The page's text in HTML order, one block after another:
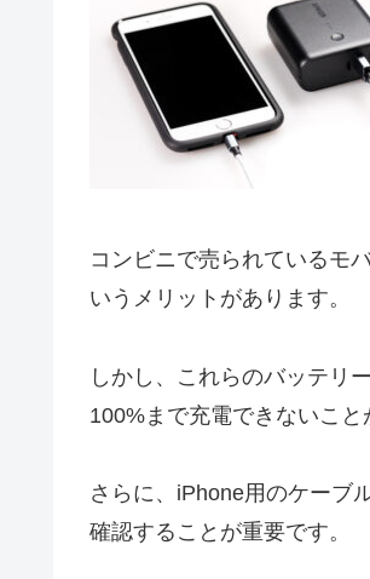
コンビニで売られているモ
いうメリットがあります。
しかし、これらのバッテリ
100%まで充電できないこと
さらに、iPhone用のケーブ
確認することが重要です。